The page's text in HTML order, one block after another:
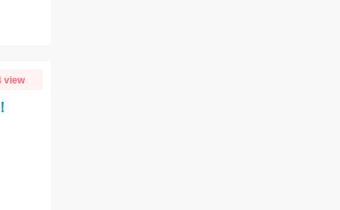
view